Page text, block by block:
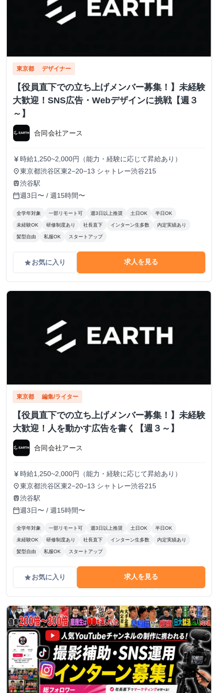
東京都 デザイナー
【役員直下での立ち上げメンバー募集！】未経験
大歓迎！SNS広告・Webデザインに挑戦【週３
～】
合同会社アース
currency_yen 時給1,250~2,000円（能力・経験に応じて昇給あり）
place東京都渋谷区東2−20−13 シャトレー渋谷215
train渋谷駅
calendar_today週3日〜 / 週15時間〜
全学年対象 一部リモート可 週3日以上推奨 土日OK 半日OK
未経験OK 研修制度あり 社長直下 インターン生多数 内定実績あり
髪型自由 私服OK スタートアップ
gradeお気に入り 求人を見る
東京都 編集/ライター
【役員直下での立ち上げメンバー募集！】未経験
大歓迎！人を動かす広告を書く【週３～】
合同会社アース
currency_yen 時給1,250~2,000円（能力・経験に応じて昇給あり）
place東京都渋谷区東2−20−13 シャトレー渋谷215
train渋谷駅
calendar_today週3日〜 / 週15時間〜
全学年対象 一部リモート可 週3日以上推奨 土日OK 半日OK
未経験OK 研修制度あり 社長直下 インターン生多数 内定実績あり
髪型自由 私服OK スタートアップ
gradeお気に入り 求人を見る